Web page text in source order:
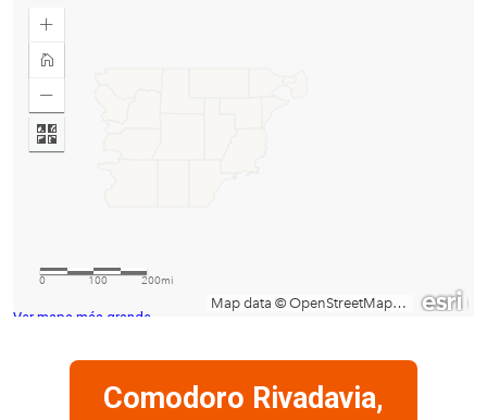
Ver mapa más grande
Comodoro Rivadavia,